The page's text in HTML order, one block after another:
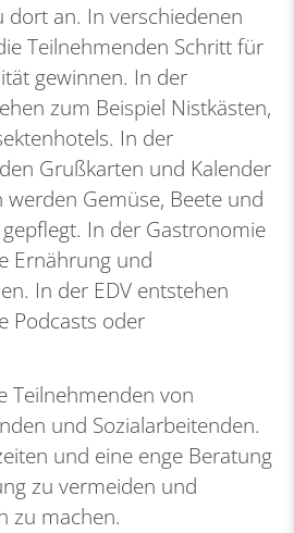
dort an. In verschiedenen
Teilnehmenden Schritt für
gewinnen. In der
zum Beispiel Nistkästen,
In der
Grußkarten und Kalender
Gemüse, Beete und
In der Gastronomie
Ernährung und
In der EDV entstehen
Podcasts oder
Teilnehmenden von
und Sozialarbeitenden.
und eine enge Beratung
zu vermeiden und
zu machen.